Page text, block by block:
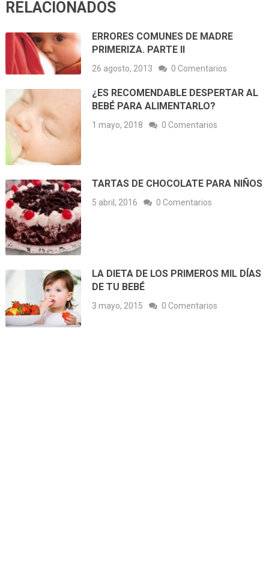
RELACIONADOS
ERRORES COMUNES DE MADRE
PRIMERIZA. PARTE II
26 agosto, 2013 0 Comentarios
¿ES RECOMENDABLE DESPERTAR AL
BEBÉ PARA ALIMENTARLO?
1 mayo, 2018 0 Comentarios
TARTAS DE CHOCOLATE PARA NIÑOS
5 abril, 2016 0 Comentarios
LA DIETA DE LOS PRIMEROS MIL DÍAS
DE TU BEBÉ
3 mayo, 2015 0 Comentarios